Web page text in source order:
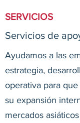
SERVICIOS
Servicios de
Ayudamos a las
estrategia,
operativa para
su expansión
mercados